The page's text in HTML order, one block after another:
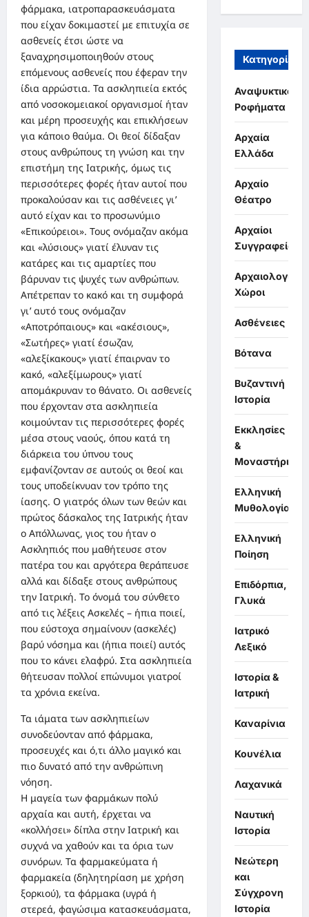
φάρμακα, ιατροπαρασκευάσματα
που είχαν δοκιμαστεί με επιτυχία σε
ασθενείς έτσι ώστε να
ξαναχρησιμοποιηθούν στους
επόμενους ασθενείς που έφεραν την
ίδια αρρώστια. Τα ασκληπιεία εκτός
από νοσοκομειακοί οργανισμοί ήταν
και μέρη προσευχής και επικλήσεων
για κάποιο θαύμα. Οι θεοί δίδαξαν
στους ανθρώπους τη γνώση και την
επιστήμη της Ιατρικής, όμως τις
περισσότερες φορές ήταν αυτοί που
προκαλούσαν και τις ασθένειες γι’
αυτό είχαν και το προσωνύμιο
«Επικούρειοι». Τους ονόμαζαν ακόμα
και «λύσιους» γιατί έλυναν τις
κατάρες και τις αμαρτίες που
βάρυναν τις ψυχές των ανθρώπων.
Απέτρεπαν το κακό και τη συμφορά
γι’ αυτό τους ονόμαζαν
«Αποτρόπαιους» και «ακέσιους»,
«Σωτήρες» γιατί έσωζαν,
«αλεξίκακους» γιατί έπαιρναν το
κακό, «αλεξίμωρους» γιατί
απομάκρυναν το θάνατο. Οι ασθενείς
που έρχονταν στα ασκληπιεία
κοιμούνταν τις περισσότερες φορές
μέσα στους ναούς, όπου κατά τη
διάρκεια του ύπνου τους
εμφανίζονταν σε αυτούς οι θεοί και
τους υποδείκνυαν τον τρόπο της
ίασης. Ο γιατρός όλων των θεών και
πρώτος δάσκαλος της Ιατρικής ήταν
ο Απόλλωνας, γιος του ήταν ο
Ασκληπιός που μαθήτευσε στον
πατέρα του και αργότερα θεράπευσε
αλλά και δίδαξε στους ανθρώπους
την Ιατρική. Το όνομά του σύνθετο
από τις λέξεις Ασκελές – ήπια ποιεί,
που εύστοχα σημαίνουν (ασκελές)
βαρύ νόσημα και (ήπια ποιεί) αυτός
που το κάνει ελαφρύ. Στα ασκληπιεία
θήτευσαν πολλοί επώνυμοι γιατροί
τα χρόνια εκείνα.
Τα ιάματα των ασκληπιείων
συνοδεύονταν από φάρμακα,
προσευχές και ό,τι άλλο μαγικό και
πιο δυνατό από την ανθρώπινη
νόηση.
Η μαγεία των φαρμάκων πολύ
αρχαία και αυτή, έρχεται να
«κολλήσει» δίπλα στην Ιατρική και
συχνά να χαθούν και τα όρια των
συνόρων. Τα φαρμακεύματα ή
φαρμακεία (δηλητηρίαση με χρήση
ξορκιού), τα φάρμακα (υγρά ή
στερεά, φαγώσιμα κατασκευάσματα,
Κατηγορίες
Αναψυκτικά,
Ροφήματα
Αρχαία
Ελλάδα
Αρχαίο
Θέατρο
Αρχαίοι
Συγγραφείς
Αρχαιολογικοί
Χώροι
Ασθένειες
Βότανα
Βυζαντινή
Ιστορία
Εκκλησίες
&
Μοναστήρια
Ελληνική
Μυθολογία
Ελληνική
Ποίηση
Επιδόρπια,
Γλυκά
Ιατρικό
Λεξικό
Ιστορία &
Ιατρική
Καναρίνια
Κουνέλια
Λαχανικά
Ναυτική
Ιστορία
Νεώτερη
και
Σύγχρονη
Ιστορία